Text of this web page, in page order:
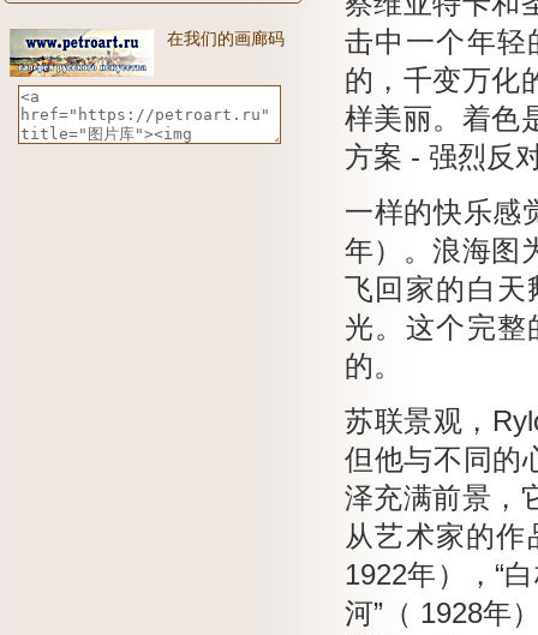
在我们的画廊码
击中一个年轻
的，千变万化
样美丽。 着色
方案 - 强烈反
一样的快乐感
年）。浪海图
飞回家的白天
光。 这个完整
的。
苏联景观，
但他与不同的
泽充满前景，
从艺术家的作
1922年），“
河”（ 1928年